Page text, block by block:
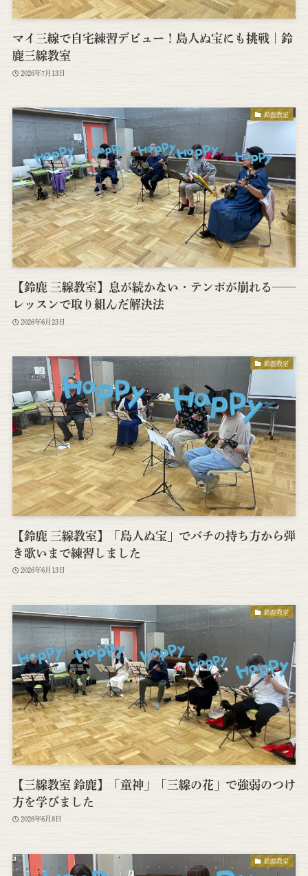
マイ三線で自宅練習デビュー！島人ぬ宝にも挑戦｜鈴
鹿三線教室
2026年7月13日
鈴鹿教室
【鈴鹿 三線教室】息が続かない・テンポが崩れる——
レッスンで取り組んだ解決法
2026年6月23日
鈴鹿教室
【鈴鹿 三線教室】「島人ぬ宝」でバチの持ち方から弾
き歌いまで練習しました
2026年6月13日
鈴鹿教室
【三線教室 鈴鹿】「童神」「三線の花」で強弱のつけ
方を学びました
2026年6月8日
鈴鹿教室